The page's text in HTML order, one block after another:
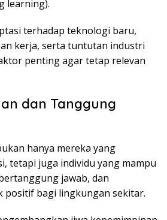
learning).
terhadap teknologi baru,
kerja, serta tuntutan industri
penting agar tetap relevan
dan Tanggung
hanya mereka yang
tetapi juga individu yang mampu
jawab, dan
positif bagi lingkungan sekitar.